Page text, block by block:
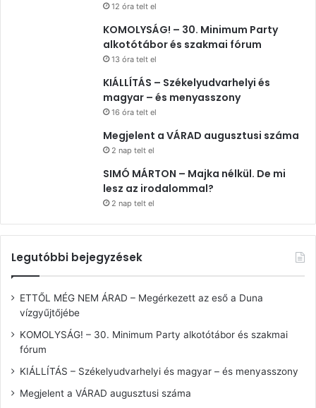
12 óra telt el
KOMOLYSÁG! – 30. Minimum Party
alkotótábor és szakmai fórum
13 óra telt el
KIÁLLÍTÁS – Székelyudvarhelyi és
magyar – és menyasszony
16 óra telt el
Megjelent a VÁRAD augusztusi száma
2 nap telt el
SIMÓ MÁRTON – Majka nélkül. De mi
lesz az irodalommal?
2 nap telt el
Legutóbbi bejegyzések
ETTŐL MÉG NEM ÁRAD – Megérkezett az eső a Duna
vízgyűjtőjébe
KOMOLYSÁG! – 30. Minimum Party alkotótábor és szakmai
fórum
KIÁLLÍTÁS – Székelyudvarhelyi és magyar – és menyasszony
Megjelent a VÁRAD augusztusi száma